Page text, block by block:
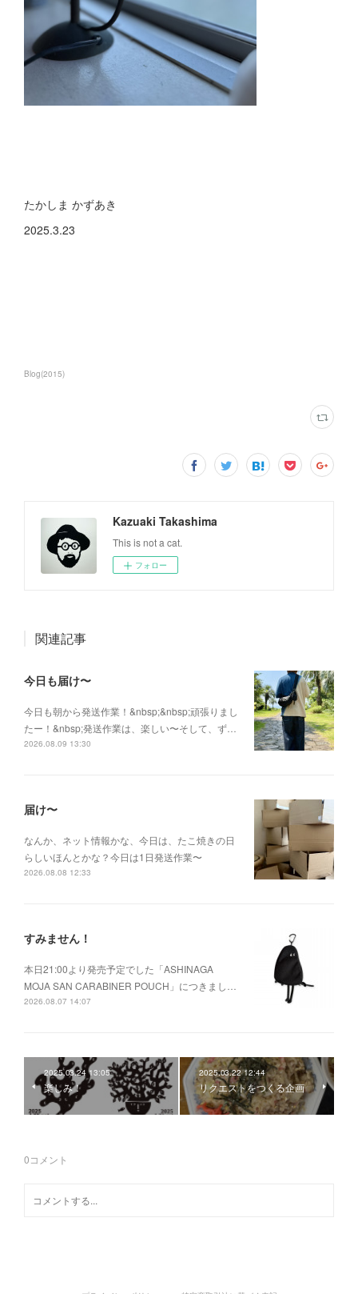
たかしま かずあき
2025.3.23
Blog(2015)
Kazuaki Takashima
This is not a cat.
フォロー
関連記事
今日も届け〜
今日も朝から発送作業！&nbsp;&nbsp;頑張りまし
たー！&nbsp;発送作業は、楽しい〜そして、ず…
2026.08.09 13:30
届け〜
なんか、ネット情報かな、今日は、たこ焼きの日
らしいほんとかな？今日は1日発送作業〜
2026.08.08 12:33
すみません！
本日21:00より発売予定でした「ASHINAGA
MOJA SAN CARABINER POUCH」につきまし…
2026.08.07 14:07
2025.03.24 13:05
楽しみ！
2025.03.22 12:44
リクエストをつくる企画
0コメント